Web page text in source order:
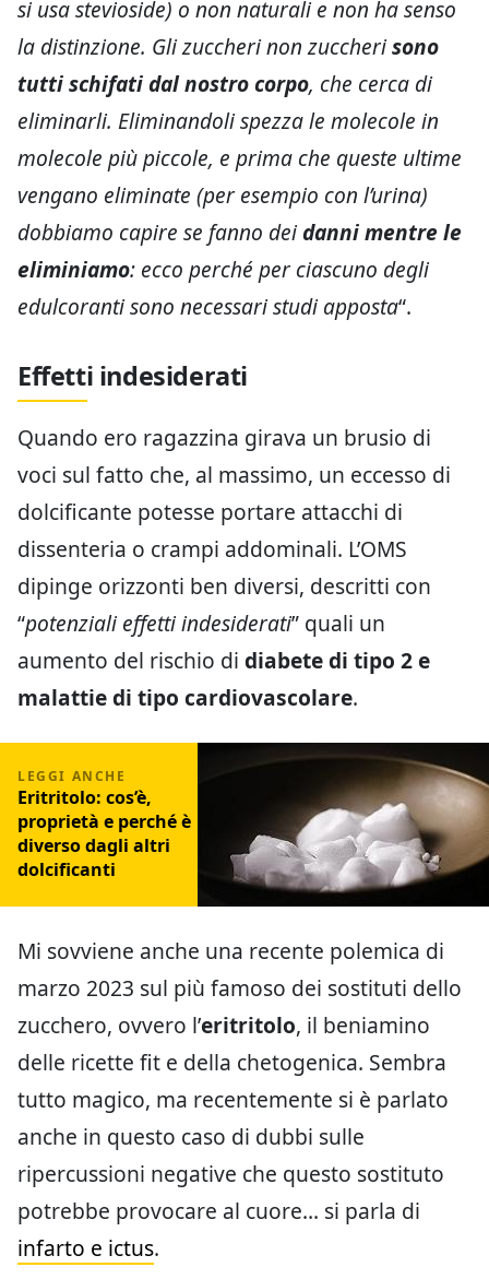
si usa stevioside) o non naturali e non ha senso
la distinzione. Gli zuccheri non zuccherisono
tutti schifati dal nostro corpo, che cerca di
eliminarli. Eliminandoli spezza le molecole in
molecole più piccole, e prima che queste ultime
vengano eliminate (per esempio con l’urina)
dobbiamo capire se fanno deidanni mentre le
eliminiamo: ecco perché per ciascuno degli
edulcoranti sono necessari studi apposta“.
Effetti indesiderati
Quando ero ragazzina girava un brusio di
voci sul fatto che, al massimo, un eccesso di
dolcificante potesse portare attacchi di
dissenteria o crampi addominali. L’OMS
dipinge orizzonti ben diversi, descritti con
“potenziali effetti indesiderati” quali un
aumento del rischio di diabete di tipo 2 e
malattie di tipo cardiovascolare.
Eritritolo: cos’è,
proprietà e perché è
diverso dagli altri
dolcificanti
Mi sovviene anche una recente polemica di
marzo 2023 sul più famoso dei sostituti dello
zucchero, ovvero l’eritritolo, il beniamino
delle ricette fit e della chetogenica. Sembra
tutto magico, ma recentemente si è parlato
anche in questo caso di dubbi sulle
ripercussioni negative che questo sostituto
potrebbe provocare al cuore… si parla di
infarto e ictus.